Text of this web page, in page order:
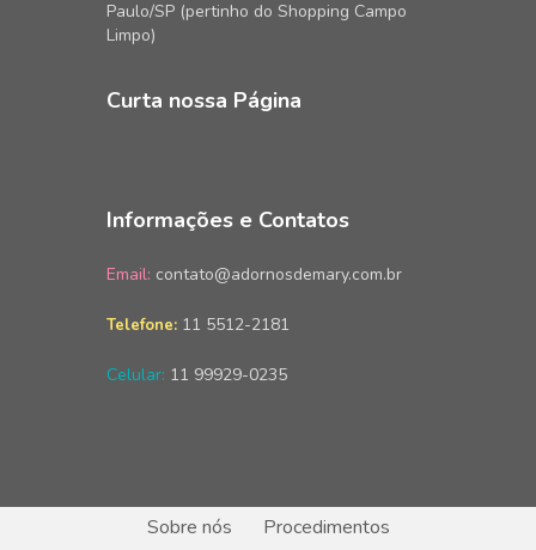
Paulo/SP (pertinho do Shopping Campo
Limpo)
Curta nossa Página
Informações e Contatos
Email: contato@adornosdemary.com.br
Telefone: 11 5512-2181
Celular: 11 99929-0235
Sobre nós Procedimentos